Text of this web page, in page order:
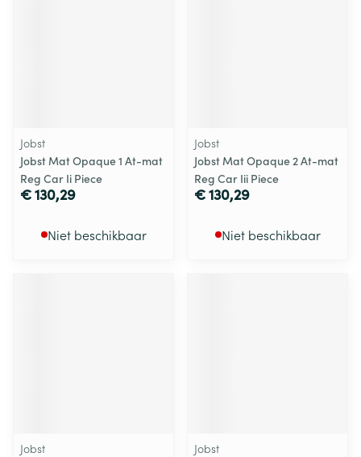
Jobst
Jobst Mat Opaque 1 At-mat
Reg Car Ii Piece
€ 130,29
Niet beschikbaar
Jobst
Jobst Mat Opaque 2 At-mat
Reg Car Iii Piece
€ 130,29
Niet beschikbaar
Jobst
Jobst